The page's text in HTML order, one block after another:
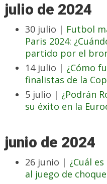
julio de 2024
30 julio | Futbol
Paris 2024:
partido por el
14 julio | ¿Cómo
finalistas de la
5 julio | ¿Podrán
su éxito en la
junio de 2024
26 junio | ¿Cuál
al juego de